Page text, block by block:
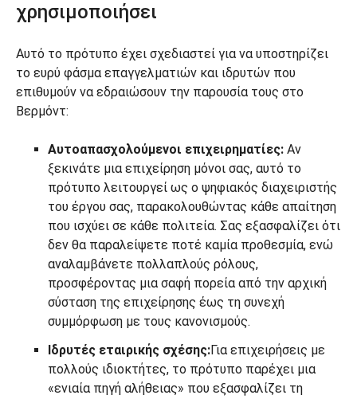
χρησιμοποιήσει
Αυτό το πρότυπο έχει σχεδιαστεί για να υποστηρίζει
το ευρύ φάσμα επαγγελματιών και ιδρυτών που
επιθυμούν να εδραιώσουν την παρουσία τους στο
Βερμόντ:
Αυτοαπασχολούμενοι επιχειρηματίες: Αν
ξεκινάτε μια επιχείρηση μόνοι σας, αυτό το
πρότυπο λειτουργεί ως ο ψηφιακός διαχειριστής
του έργου σας, παρακολουθώντας κάθε απαίτηση
που ισχύει σε κάθε πολιτεία. Σας εξασφαλίζει ότι
δεν θα παραλείψετε ποτέ καμία προθεσμία, ενώ
αναλαμβάνετε πολλαπλούς ρόλους,
προσφέροντας μια σαφή πορεία από την αρχική
σύσταση της επιχείρησης έως τη συνεχή
συμμόρφωση με τους κανονισμούς.
Ιδρυτές εταιρικής σχέσης:Για επιχειρήσεις με
πολλούς ιδιοκτήτες, το πρότυπο παρέχει μια
«ενιαία πηγή αλήθειας» που εξασφαλίζει τη